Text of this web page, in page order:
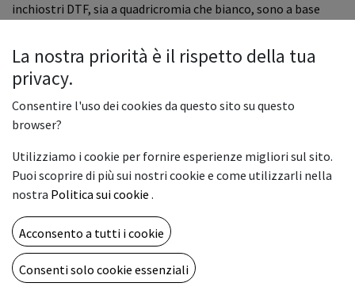
inchiostri DTF, sia a quadricromia che bianco, sono a base
pigmento più pesante, che può causare maggiori problemi
alla stampante, in particolare al circuito e alla testina di
stampa. Per questo motivo, l'inchiostro bianco è mantenuto
in costante movimento da un sistema di ricircolo integrato,
che però non copre le testine di stampa.
Per evitare problemi di occlusioni nella testina di stampa e
nei suoi componenti non collegati al sistema di ricircolo, è
La nostra priorità è il rispetto della tua
privacy.
Consentire l'uso dei cookies da questo sito su questo
browser?
Utilizziamo i cookie per fornire esperienze migliori sul sito.
Puoi scoprire di più sui nostri cookie e come utilizzarli nella
nostra Politica sui cookie .
Acconsento a tutti i cookie
Consenti solo cookie essenziali